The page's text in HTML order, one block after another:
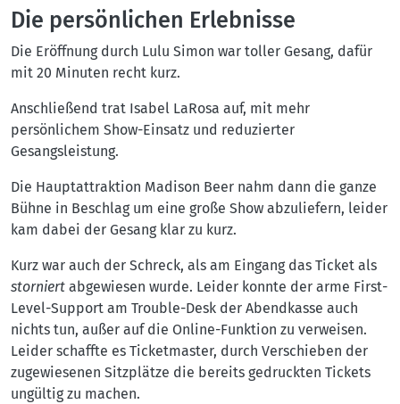
Die persönlichen Erlebnisse
Die Eröffnung durch Lulu Simon war toller Gesang, dafür
mit 20 Minuten recht kurz.
Anschließend trat Isabel LaRosa auf, mit mehr
persönlichem Show-Einsatz und reduzierter
Gesangsleistung.
Die Hauptattraktion Madison Beer nahm dann die ganze
Bühne in Beschlag um eine große Show abzuliefern, leider
kam dabei der Gesang klar zu kurz.
Kurz war auch der Schreck, als am Eingang das Ticket als
storniert abgewiesen wurde. Leider konnte der arme First-
Level-Support am Trouble-Desk der Abendkasse auch
nichts tun, außer auf die Online-Funktion zu verweisen.
Leider schaffte es Ticketmaster, durch Verschieben der
zugewiesenen Sitzplätze die bereits gedruckten Tickets
ungültig zu machen.